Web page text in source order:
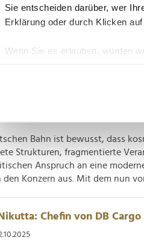
Sie entscheiden darüber, wer
Erklärung oder durch Klicken
Wenn Sie es erlauben, würden
Erfahren Sie mehr darüber, wie
Wir verwenden Cookies, um
und die Zugriffe auf unsere
Website an unsere Partner für
möglicherweise mit weiteren
der Dienste gesammelt haben.
massiver Einschränkungen
Bahn ihren Betrieb teilweise
und Mitarbeitenden –
oberste Priorität haben. Die
Palla fordert "radikales
Bahn ist bewusst, dass
Strukturen, fragmentierte
Anspruch an eine
den Konzern aus. Mit dem nun
Chefin von DB